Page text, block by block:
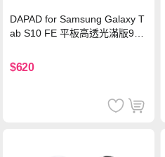
DAPAD for Samsung Galaxy T
ab S10 FE 平板高透光滿版9H
$620